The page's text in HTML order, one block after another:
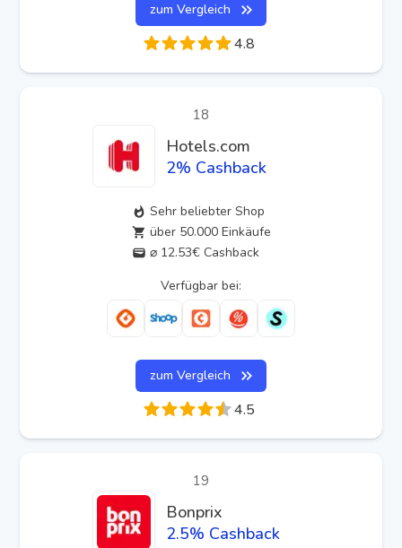
zum Vergleich
4.8
18
Hotels.com
2% Cashback
Sehr beliebter Shop
über 50.000 Einkäufe
⌀ 12.53€ Cashback
Verfügbar bei:
zum Vergleich
4.5
19
Bonprix
2.5% Cashback